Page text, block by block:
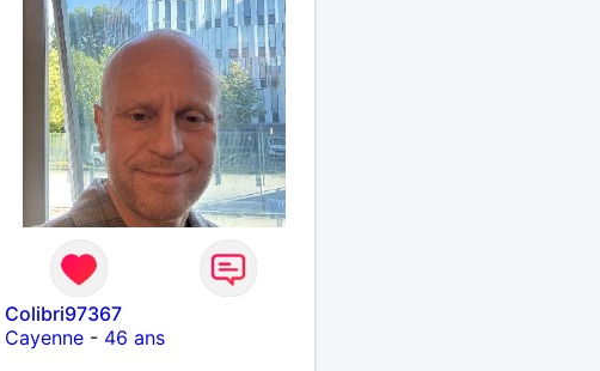
Colibri97367
Cayenne - 46 ans